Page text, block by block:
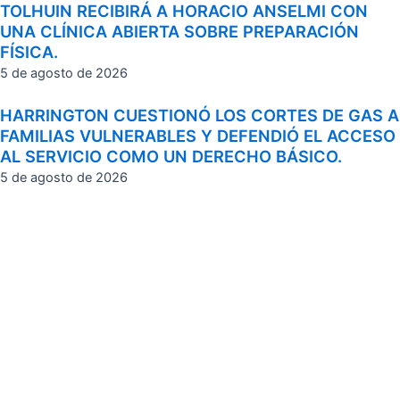
TOLHUIN RECIBIRÁ A HORACIO ANSELMI CON
UNA CLÍNICA ABIERTA SOBRE PREPARACIÓN
FÍSICA.
5 de agosto de 2026
HARRINGTON CUESTIONÓ LOS CORTES DE GAS A
FAMILIAS VULNERABLES Y DEFENDIÓ EL ACCESO
AL SERVICIO COMO UN DERECHO BÁSICO.
5 de agosto de 2026